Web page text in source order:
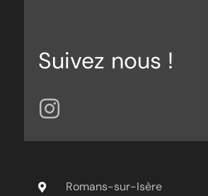
Suivez nous !
Romans-sur-Isère